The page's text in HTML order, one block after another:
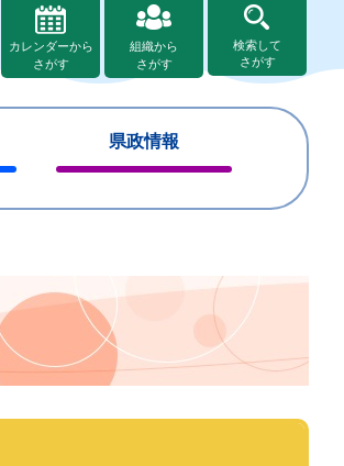
カレンダーから
さがす
組織から
さがす
検索して
さがす
県政情報
じ